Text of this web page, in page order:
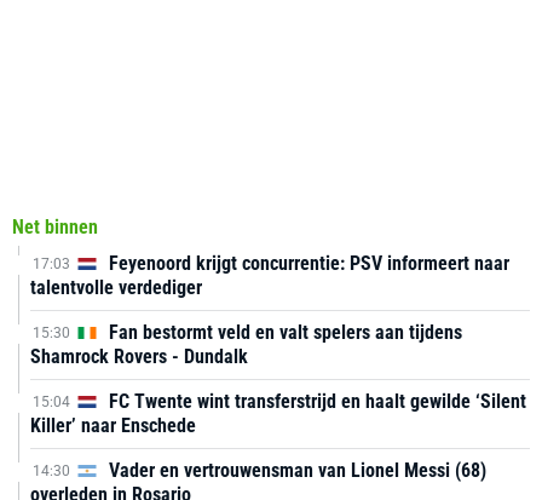
Net binnen
17:03
Feyenoord krijgt concurrentie: PSV informeert naar
talentvolle verdediger
15:30
Fan bestormt veld en valt spelers aan tijdens
Shamrock Rovers - Dundalk
15:04
FC Twente wint transferstrijd en haalt gewilde ‘Silent
Killer’ naar Enschede
14:30
Vader en vertrouwensman van Lionel Messi (68)
overleden in Rosario